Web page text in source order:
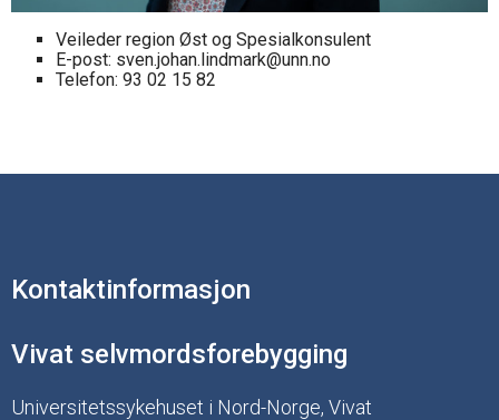
Veileder region Øst og Spesialkonsulent
E-post: sven.johan.lindmark@unn.no
Telefon: 93 02 15 82
Kontaktinformasjon
Vivat selvmordsforebygging
Universitetssykehuset i Nord-Norge, Vivat